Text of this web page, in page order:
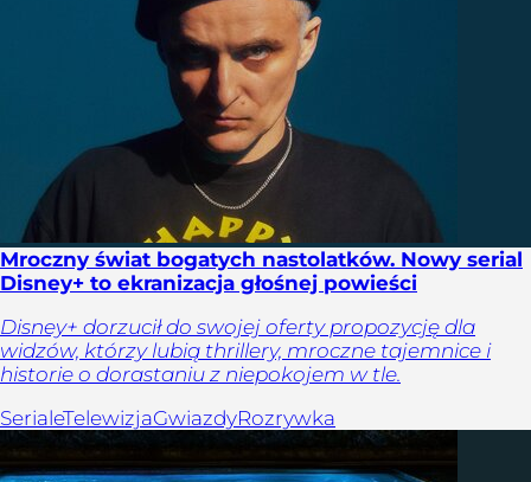
Mroczny świat bogatych nastolatków. Nowy serial
Disney+ to ekranizacja głośnej powieści
Disney+ dorzucił do swojej oferty propozycję dla
widzów, którzy lubią thrillery, mroczne tajemnice i
historie o dorastaniu z niepokojem w tle.
SerialeTelewizjaGwiazdyRozrywka